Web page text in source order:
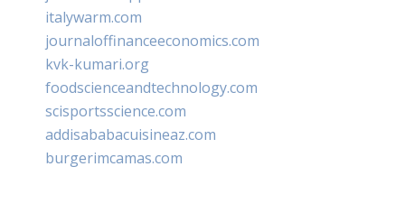
italywarm.com
journaloffinanceeconomics.com
kvk-kumari.org
foodscienceandtechnology.com
scisportsscience.com
addisababacuisineaz.com
burgerimcamas.com